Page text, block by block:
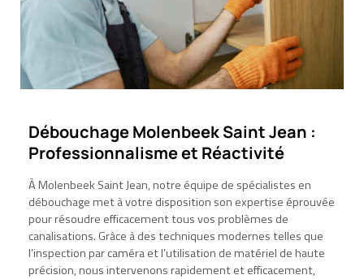
Débouchage Molenbeek Saint Jean :
Professionnalisme et Réactivité
À Molenbeek Saint Jean, notre équipe de spécialistes en
débouchage met à votre disposition son expertise éprouvée
pour résoudre efficacement tous vos problèmes de
canalisations. Grâce à des techniques modernes telles que
l’inspection par caméra et l’utilisation de matériel de haute
précision, nous intervenons rapidement et efficacement,